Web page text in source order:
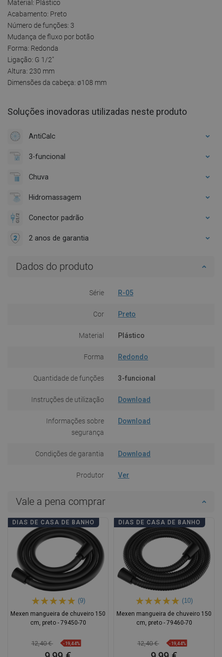
Material: Plástico
Acabamento: Preto
Número de funções: 3
Mudança de fluxo por botão
Forma: Redonda
Ligação: G 1/2"
Altura: 230 mm
Dimensões da cabeça: ø108 mm
Soluções inovadoras utilizadas neste produto
AntiCalc
3-funcional
Chuva
Hidromassagem
Conector padrão
2 anos de garantia
Dados do produto
Série R-05
Cor Preto
Material Plástico
Forma Redondo
Quantidade de funções 3-funcional
Instruções de utilização Download
Informações sobre
segurança
Download
Condições de garantia Download
Produtor Ver
Vale a pena comprar
DIAS DE CASA DE BANHO
(9)
Mexen mangueira de chuveiro 150
cm, preto - 79450-70
12,40 € -19,44%
DIAS DE CASA DE BANHO
(10)
Mexen mangueira de chuveiro 150
cm, preto - 79460-70
12,40 € -19,44%